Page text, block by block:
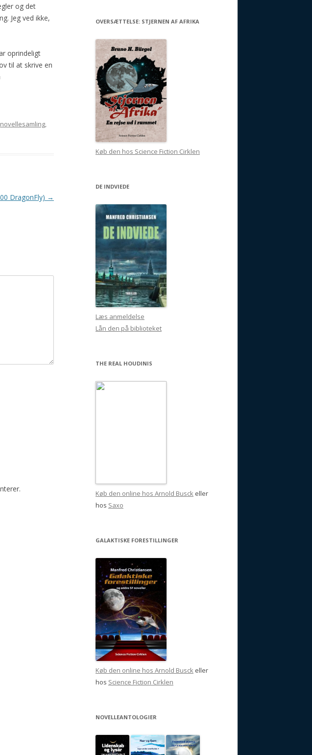
og det
Jeg ved ikke,
oprindeligt
til at skrive en
novellesamling,
DragonFly) →
OVERSÆTTELSE: STJERNEN AF AFRIKA
Køb den hos Science Fiction Cirklen
DE INDVIEDE
Læs anmeldelse
Lån den på biblioteket
THE REAL HOUDINIS
Køb den online hos Arnold Busck eller
hos Saxo
GALAKTISKE FORESTILLINGER
Køb den online hos Arnold Busck eller
hos Science Fiction Cirklen
NOVELLEANTOLOGIER